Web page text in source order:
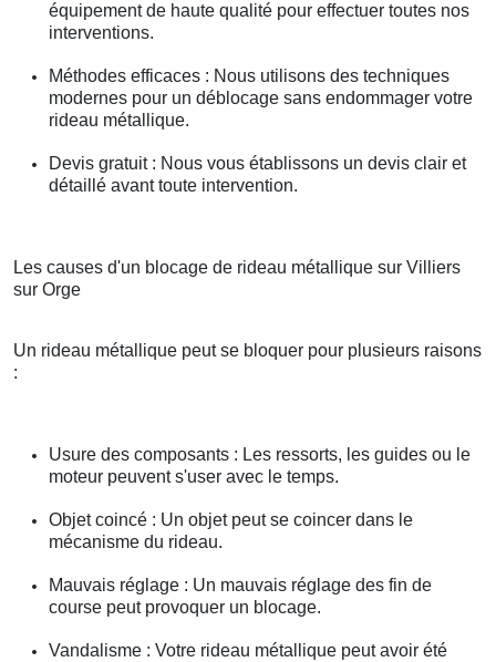
équipement de haute qualité pour effectuer toutes nos
interventions.
Méthodes efficaces : Nous utilisons des techniques
modernes pour un déblocage sans endommager votre
rideau métallique.
Devis gratuit : Nous vous établissons un devis clair et
détaillé avant toute intervention.
Les causes d'un blocage de rideau métallique sur Villiers
sur Orge
Un rideau métallique peut se bloquer pour plusieurs raisons
:
Usure des composants : Les ressorts, les guides ou le
moteur peuvent s'user avec le temps.
Objet coincé : Un objet peut se coincer dans le
mécanisme du rideau.
Mauvais réglage : Un mauvais réglage des fin de
course peut provoquer un blocage.
Vandalisme : Votre rideau métallique peut avoir été